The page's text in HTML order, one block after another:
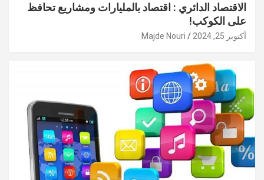
الاقتصاد الدائري : اقتصاد بالمليارات ومشاريع تحافظ
على الكوكب!
أكتوبر 25, 2024 Majde Nouri